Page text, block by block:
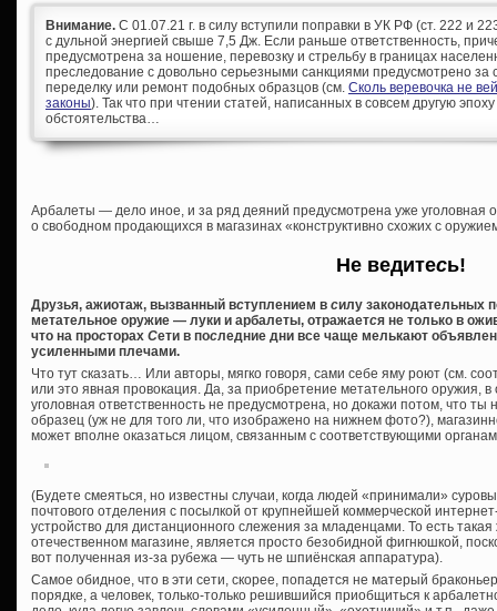
Внимание. С 01.07.21 г. в силу вступили поправки в УК РФ (ст. 222 и
с дульной энергией свыше 7,5 Дж. Если раньше ответственность,
предусмотрена за ношение, перевозку и стрельбу в границах
преследование с довольно серьезными санкциями предусмотрено за
переделку или ремонт подобных образцов (см. Сколь веревочка не
законы). Так что при чтении статей, написанных в совсем другую
обстоятельства…
Арбалеты — дело иное, и за ряд деяний предусмотрена уже уголовная
о свободном продающихся в магазинах «конструктивно схожих с
Не ведитесь!
Друзья, ажиотаж, вызванный вступлением в силу законодательных
метательное оружие — луки и арбалеты, отражается не только в
что на просторах Сети в последние дни все чаще мелькают
усиленными плечами.
Что тут сказать… Или авторы, мягко говоря, сами себе яму роют (см.
или это явная провокация. Да, за приобретение метательного оружия,
уголовная ответственность не предусмотрена, но докажи потом, что ты
образец (уж не для того ли, что изображено на нижнем фото?),
может вполне оказаться лицом, связанным с соответствующими
(Будете смеяться, но известны случаи, когда людей «принимали»
почтового отделения с посылкой от крупнейшей коммерческой
устройство для дистанционного слежения за младенцами. То есть
отечественном магазине, является просто безобидной фигнюшкой,
вот полученная из-за рубежа — чуть не шпиёнская аппаратура).
Самое обидное, что в эти сети, скорее, попадется не матерый
порядке, а человек, только-только решившийся приобщиться к